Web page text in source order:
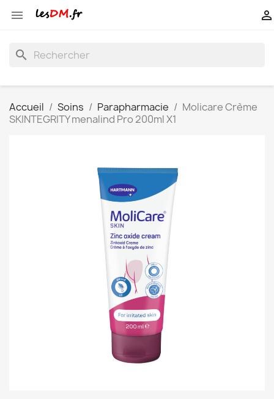
 
search
Accueil Soins Parapharmacie
Molicare Crème
SKINTEGRITY menalind Pro 200ml X1